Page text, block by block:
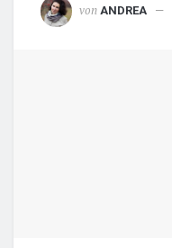
von ANDREA